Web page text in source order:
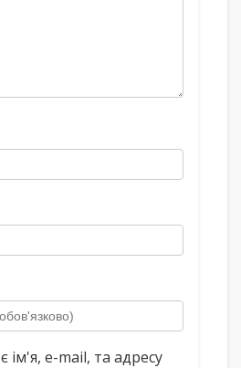
ім'я, e-mail, та адресу